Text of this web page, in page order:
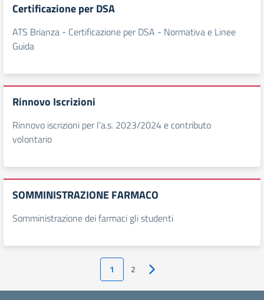
Certificazione per DSA
ATS Brianza - Certificazione per DSA - Normativa e Linee
Guida
Rinnovo Iscrizioni
Rinnovo iscrizioni per l’a.s. 2023/2024 e contributo
volontario
SOMMINISTRAZIONE FARMACO
Somministrazione dei farmaci gli studenti
1 2 Pagina successiva